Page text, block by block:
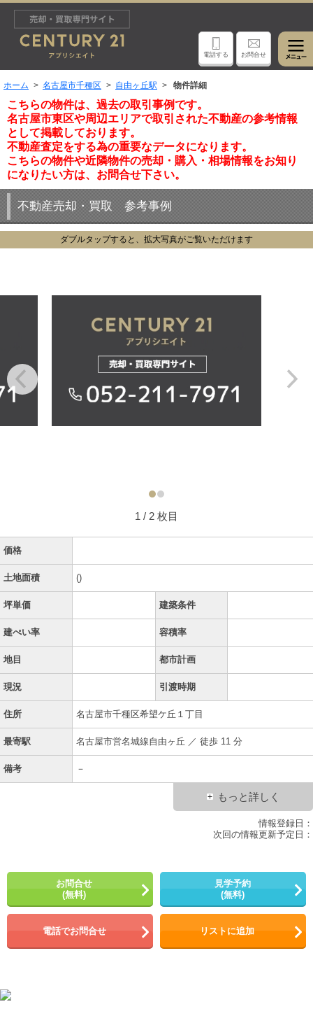
電話する お問合せ
ホーム 名古屋市千種区 自由ヶ丘駅 物件詳細
こちらの物件は、過去の取引事例です。
名古屋市東区や周辺エリアで取引された不動産の参考情報
として掲載しております。
不動産査定をする為の重要なデータになります。
こちらの物件や近隣物件の売却・購入・相場情報をお知り
になりたい方は、お問合せ下さい。
不動産売却・買取 参考事例
ダブルタップすると、拡大写真がご覧いただけます
1 / 2 枚目
価格
土地面積 ()
坪単価 建築条件
建ぺい率 容積率
地目 都市計画
現況 引渡時期
住所 名古屋市千種区希望ケ丘１丁目
最寄駅 名古屋市営名城線自由ヶ丘 ／ 徒歩 11 分
備考 －
もっと詳しく
情報登録日：
次回の情報更新予定日：
お問合せ
(無料)
見学予約
(無料)
電話でお問合せ リストに追加